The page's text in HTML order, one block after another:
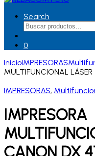
Search
Buscar
por:
0
InicioIMPRESORAS
MULTIFUNCIONAL
IMPRESORAS,
IMPRESORA
CANON DX